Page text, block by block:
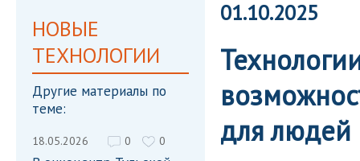
НОВЫЕ
ТЕХНОЛОГИИ
Другие материалы по
теме:
18.05.2026 0 0
01.10.2025
для людей